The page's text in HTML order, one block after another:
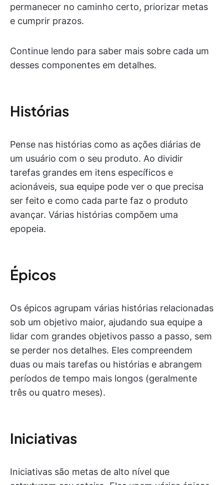
permanecer no caminho certo, priorizar metas
e cumprir prazos.
Continue lendo para saber mais sobre cada um
desses componentes em detalhes.
Histórias
Pense nas histórias como as ações diárias de
um usuário com o seu produto. Ao dividir
tarefas grandes em itens específicos e
acionáveis, sua equipe pode ver o que precisa
ser feito e como cada parte faz o produto
avançar. Várias histórias compõem uma
epopeia.
Épicos
Os épicos agrupam várias histórias relacionadas
sob um objetivo maior, ajudando sua equipe a
lidar com grandes objetivos passo a passo, sem
se perder nos detalhes. Eles compreendem
duas ou mais tarefas ou histórias e abrangem
períodos de tempo mais longos (geralmente
três ou quatro meses).
Iniciativas
Iniciativas são metas de alto nível que